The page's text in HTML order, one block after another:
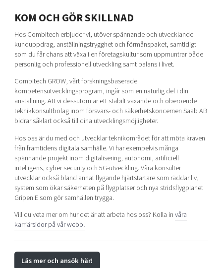
KOM OCH GÖR SKILLNAD
Hos Combitech erbjuder vi, utöver spännande och utvecklande
kunduppdrag, anställningstrygghet och förmånspaket, samtidigt
som du får chans att växa i en företagskultur som uppmuntrar både
personlig och professionell utveckling samt balans i livet.
Combitech GROW, vårt forskningsbaserade
kompetensutvecklingsprogram, ingår som en naturlig del i din
anställning. Att vi dessutom är ett stabilt växande och oberoende
teknikkonsultbolag inom försvars- och säkerhetskoncernen Saab AB
bidrar såklart också till dina utvecklingsmöjligheter.
Hos oss är du med och utvecklar teknikområdet för att möta kraven
från framtidens digitala samhälle. Vi har exempelvis många
spännande projekt inom digitalisering, autonomi, artificiell
intelligens, cyber security och 5G-utveckling. Våra konsulter
utvecklar också bland annat flygande hjärtstartare som räddar liv,
system som ökar säkerheten på flygplatser och nya stridsflygplanet
Gripen E som gör samhällen trygga.
Vill du veta mer om hur det är att arbeta hos oss? Kolla invåra
karriärsidor på vår webb!
Läs mer och ansök här!